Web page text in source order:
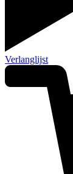
Verlanglijst